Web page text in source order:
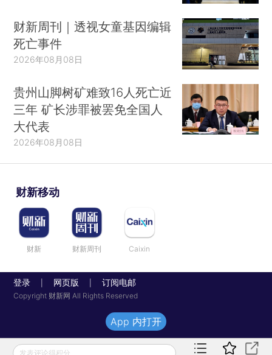
财新周刊｜透视女童基因编辑
死亡事件
2026年08月08日
贵州山脚树矿难致16人死亡近
三年 矿长涉罪被罢免全国人
大代表
2026年08月08日
财新移动
财新 财新周刊 Caixin
登录 网页版 订阅电邮
Copyright 财新网 All Rights Reserved
发表评论得积分
App 内打开